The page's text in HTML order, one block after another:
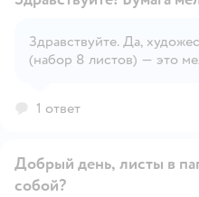
Здравствуйте. Да,
(набор 8 листов) — это
1 ответ
Добрый день, листы в
собой?